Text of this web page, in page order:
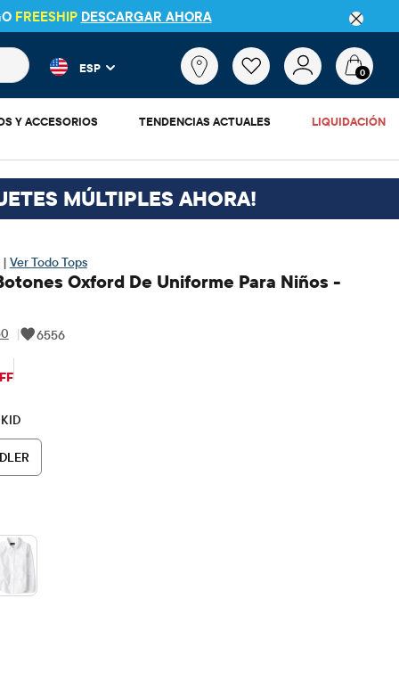
FREESHIP DESCARGAR AHORA
populares y los resultados de productos a medida que
ESP 0
Y ACCESORIOS TENDENCIAS ACTUALES LIQUIDACIÓN
MÚLTIPLES AHORA!
| Ver Todo Tops
Oxford De Uniforme Para Niños -
| 6556
original: $29.95